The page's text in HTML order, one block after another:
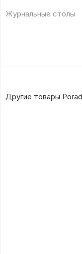
Журнальные столы
Другие товары